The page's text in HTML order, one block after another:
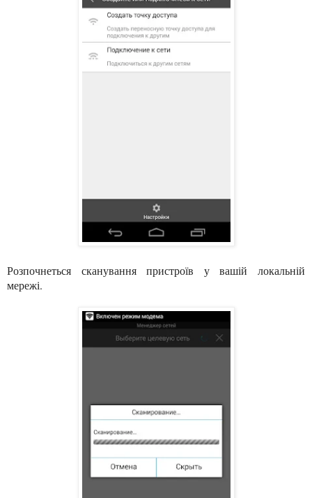
Розпочнеться сканування пристроїв у вашій локальній
мережі.